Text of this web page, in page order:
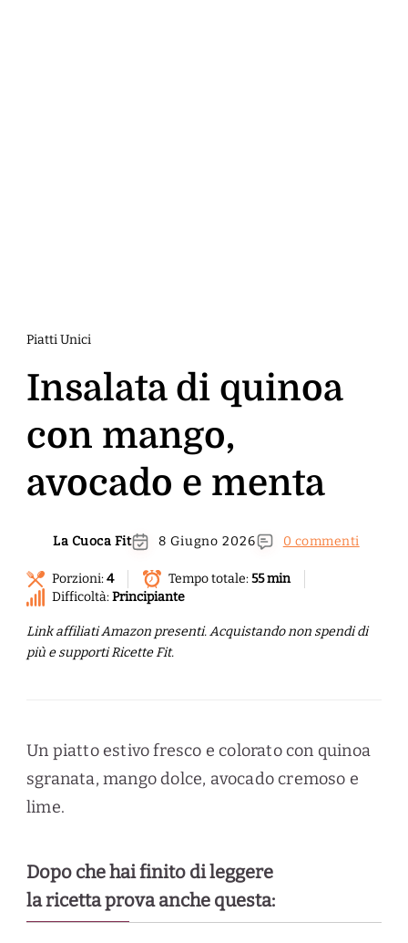
Piatti Unici
Insalata di quinoa
con mango,
avocado e menta
La Cuoca Fit 8 Giugno 2026 0 commenti
Porzioni:4 Tempo totale:55 min
Difficoltà:Principiante
Link affiliati Amazon presenti. Acquistando non spendi di
più e supporti Ricette Fit.
Un piatto estivo fresco e colorato con quinoa
sgranata, mango dolce, avocado cremoso e
lime.
Dopo che hai finito di leggere
la ricetta prova anche questa: